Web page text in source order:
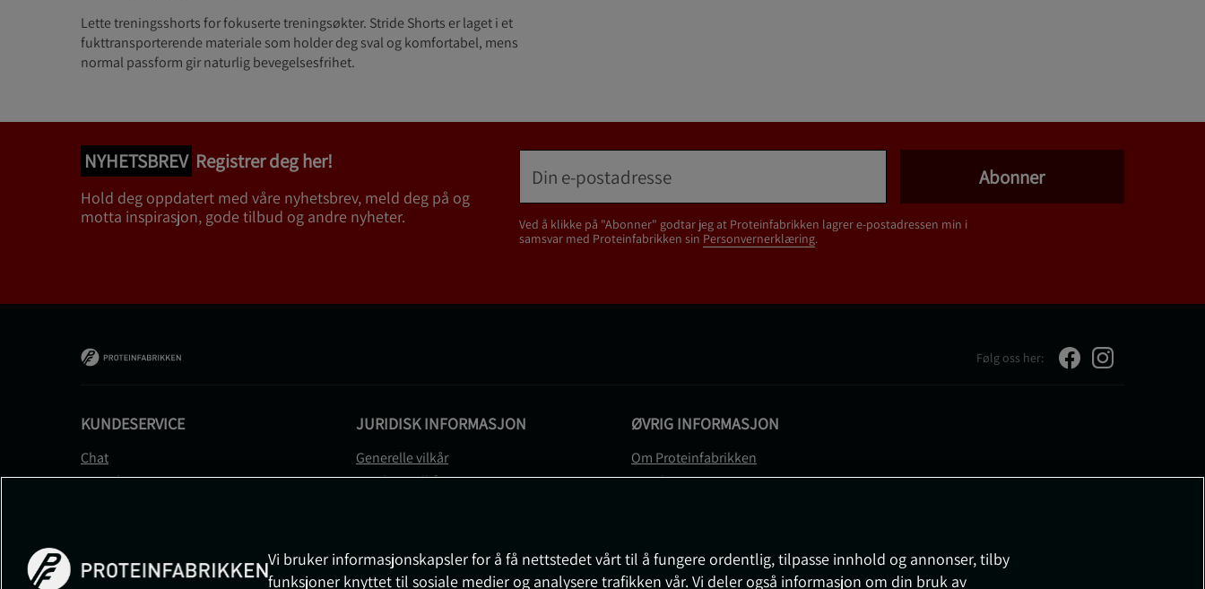
Lette treningsshorts for fokuserte treningsøkter. Stride Shorts er laget i et
fukttransporterende materiale som holder deg sval og komfortabel, mens
normal passform gir naturlig bevegelsesfrihet.
NYHETSBREV Registrer deg her!
Hold deg oppdatert med våre nyhetsbrev, meld deg på og
motta inspirasjon, gode tilbud og andre nyheter.
Ved å klikke på "Abonner" godtar jeg at Proteinfabrikken lagrer e-postadressen min i
samsvar med Proteinfabrikken sin Personvernerklæring.
Abonner
Følg oss her:
KUNDESERVICE
Chat
Kontakt
FAQ
JURIDISK INFORMASJON
Generelle vilkår
Betalingsvilkår
Medlemsvilkår
Prisløfte
ØVRIG INFORMASJON
Om Proteinfabrikken
Gavekort
Vi bruker informasjonskapsler for å få nettstedet vårt til å fungere ordentlig, tilpasse innhold og annonser, tilby
funksjoner knyttet til sosiale medier og analysere trafikken vår. Vi deler også informasjon om din bruk av